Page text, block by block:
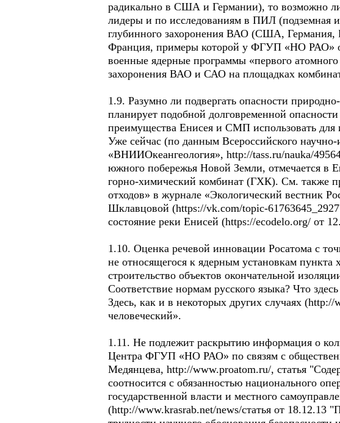
радикально в США и Германии), то возможно
лидеры и по исследованиям в ПИЛ (подземная
глубинного захоронения ВАО (США, Германия,
Франция, примеры которой у ФГУП «НО РАО»
военные ядерные программы «первого
захоронения ВАО и САО на площадках
1.9. Разумно ли подвергать опасности
планирует подобной долговременной
преимущества Енисея и СМП использовать
Уже сейчас (по данным Всероссийского
«ВНИИОкеангеология», http://tass.ru/nauka/
южного побережья Новой Земли, отмечается в
горно-химический комбинат (ГХК). См. также
отходов» в журнале «Экологический вестник
Шклавцовой (https://vk.com/topic-
состояние реки Енисей (https://ecodelo.org/ от
1.10. Оценка речевой инновации Росатома с
не относящегося к ядерным установкам пункта
строительство объектов окончательной
Соответствие нормам русского языка? Что
Здесь, как и в некоторых других случаях
человеческий».
1.11. Не подлежит раскрытию информация о
Центра ФГУП «НО РАО» по связям с
Медянцева, http://www.proatom.ru/, статья
соотносится с обязанностью национального
государственной власти и местного
(http://www.krasrab.net/news/статья от 18.12.13